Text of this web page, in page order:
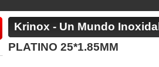
Krinox - Un Mundo
PLATINO 25*1.85MM